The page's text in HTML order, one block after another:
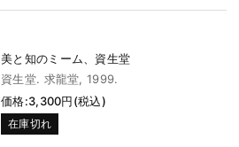
美と知のミーム、資生堂
資生堂. 求龍堂, 1999.
価格:3,300円(税込)
在庫切れ